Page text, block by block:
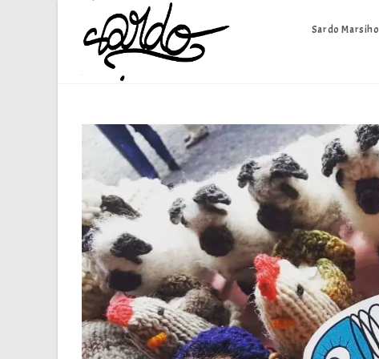
Sardo Marsiho